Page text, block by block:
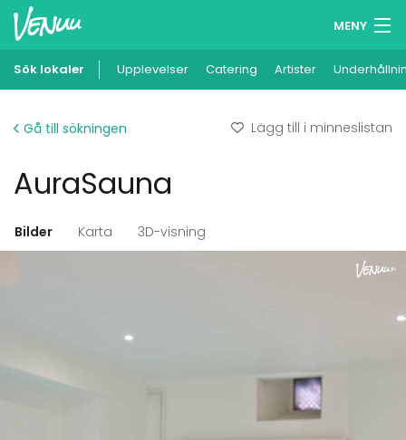
MENY
Minneslista
Lägg till din lokal
Sök lokaler Upplevelser Catering Artister
Gå till sökningen Lägg till i minneslistan
AuraSauna
Bilder Karta 3D-visning